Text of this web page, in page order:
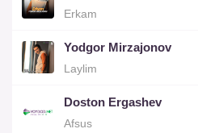
Erkam
Yodgor Mirzajonov
Laylim
Doston Ergashev
Afsus